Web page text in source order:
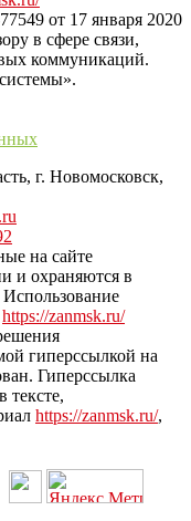
от 17 января 2020
в сфере связи,
коммуникаций.
г. Новомосковск,
на сайте
и охраняются в
Использование
https://zanmsk.ru/
гиперссылкой на
Гиперссылка
тексте,
https://zanmsk.ru/,